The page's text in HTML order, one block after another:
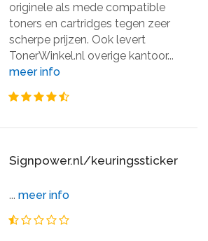
originele als mede compatible
toners en cartridges tegen zeer
scherpe prijzen. Ook levert
TonerWinkel.nl overige kantoor...
meer info
Signpower.nl/keuringssticker
...meer info